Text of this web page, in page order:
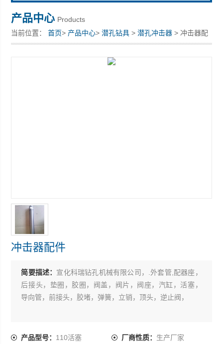
产品中心 Products
当前位置：首页> 产品中心>潜孔钻具 >潜孔冲击器 > 冲击器配
件
冲击器配件
简要描述： 宣化科瑞钻孔机械有限公司，.外套管,配器座，
后接头，垫圈，胶圈，阀盖，阀片，阀座，汽缸，活塞，
导向管，前接头，胶堵，弹簧，立销，顶头，逆止阀，
产品型号： 110活塞 厂商性质： 生产厂家